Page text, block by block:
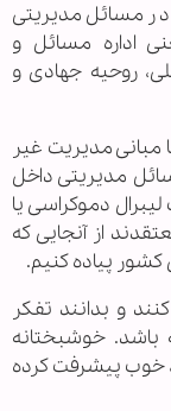
در مسائل مدیریتی
اداره مسائل و
روحیه جهادی و
مبانی مدیریت غیر
مدیریتی داخل
دموکراسی یا
از آنجایی که
کشور پیاده کنیم.
و بدانند تفکر
باشد. خوشبختانه
خوب پیشرفت کرده